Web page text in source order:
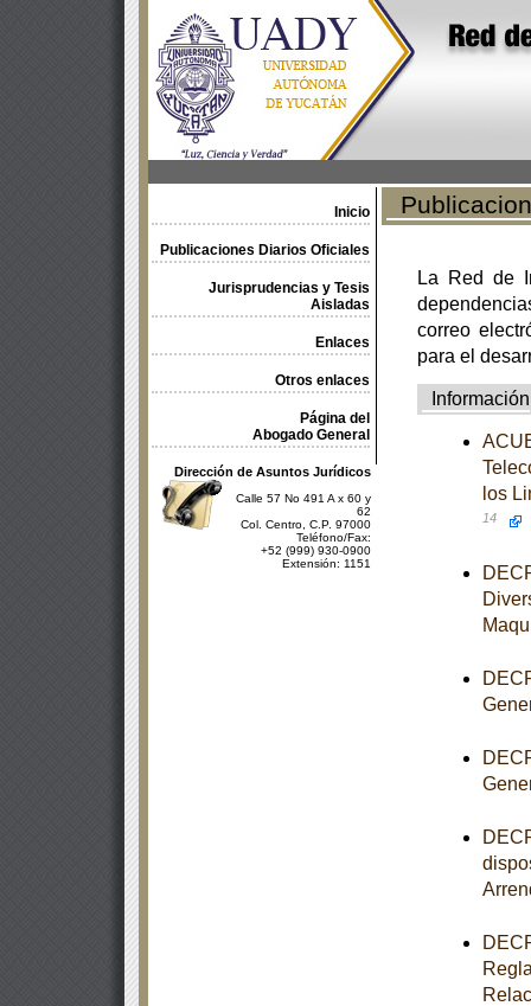
Inicio
Publicaciones Diarios Oficiales
Jurisprudencias y Tesis
Aisladas
Enlaces
Otros enlaces
Página del
Abogado General
Dirección de Asuntos Jurídicos
Calle 57 No 491 A x 60 y
62
Col. Centro, C.P. 97000
Teléfono/Fax:
+52 (999) 930-0900
Extensión: 1151
La Red de
correo
para el
Información
los
14